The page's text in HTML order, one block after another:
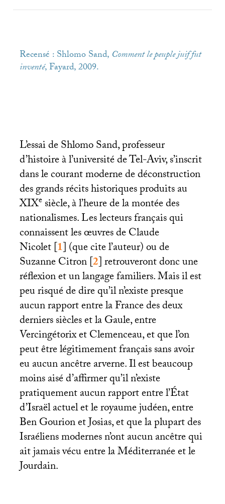
Recensé : Shlomo Sand, Comment le peuple juif fut
inventé, Fayard, 2009.
L’essai de Shlomo Sand, professeur
d’histoire à l’université de Tel-Aviv, s’inscrit
dans le courant moderne de déconstruction
des grands récits historiques produits au
XIXesiècle, à l’heure de la montée des
nationalismes. Les lecteurs français qui
connaissent les œuvres de Claude
Nicolet[1](que cite l’auteur) ou de
Suzanne Citron[2]retrouveront donc une
réflexion et un langage familiers. Mais il est
peu risqué de dire qu’il n’existe presque
aucun rapport entre la France des deux
derniers siècles et la Gaule, entre
Vercingétorix et Clemenceau, et que l’on
peut être légitimement français sans avoir
eu aucun ancêtre arverne. Il est beaucoup
moins aisé d’affirmer qu’il n’existe
pratiquement aucun rapport entre l’État
d’Israël actuel et le royaume judéen, entre
Ben Gourion et Josias, et que la plupart des
Israéliens modernes n’ont aucun ancêtre qui
ait jamais vécu entre la Méditerranée et le
Jourdain.